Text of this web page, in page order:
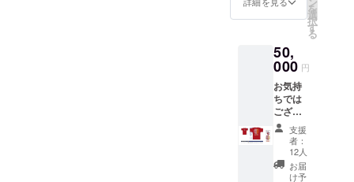
グル
ス」専
ツを贈
らせて
頂きま
す。 ※
サイズ
感は添
付画像
に記載
してあ
ります
ので、
を
選
択
す
る
50,
000 円
お気持
ちでは
ござい
ます
が、
メール
又は郵
送にて
支援
者：
12人
お届
け予